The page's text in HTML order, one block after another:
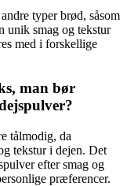
typer brød, såsom
unik smag og tekstur
med i forskellige
man bør
tålmodig, da
tekstur i dejen. Det
efter smag og
præferencer.